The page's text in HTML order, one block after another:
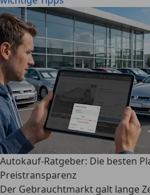
Autokauf-Ratgeber: Die besten
Preistransparenz
Der Gebrauchtmarkt galt lange